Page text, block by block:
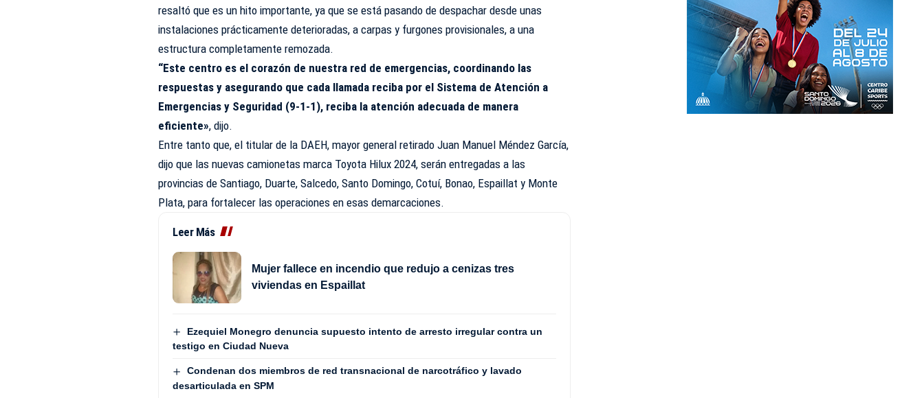
resaltó que es un hito importante, ya que se está pasando de despachar desde unas
instalaciones prácticamente deterioradas, a carpas y furgones provisionales, a una
estructura completamente remozada.
“Este centro es el corazón de nuestra red de emergencias, coordinando las
respuestas y asegurando que cada llamada reciba por el Sistema de Atención a
Emergencias y Seguridad (9-1-1), reciba la atención adecuada de manera
eficiente», dijo.
Entre tanto que, el titular de la DAEH, mayor general retirado Juan Manuel Méndez García,
dijo que las nuevas camionetas marca Toyota Hilux 2024, serán entregadas a las
provincias de Santiago, Duarte, Salcedo, Santo Domingo, Cotuí, Bonao, Espaillat y Monte
Plata, para fortalecer las operaciones en esas demarcaciones.
Leer Más
Mujer fallece en incendio que redujo a cenizas tres
viviendas en Espaillat
Ezequiel Monegro denuncia supuesto intento de arresto irregular contra un
testigo en Ciudad Nueva
Condenan dos miembros de red transnacional de narcotráfico y lavado
desarticulada en SPM